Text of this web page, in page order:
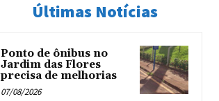
Últimas Notícias
Ponto de ônibus no
Jardim das Flores
precisa de melhorias
07/08/2026